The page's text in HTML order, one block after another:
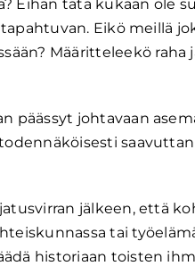
Eihän tätä kukaan ole
Eikö meillä
Määritteleekö
päässyt johtavaan
jälkeen, että
tai
historiaan toisten